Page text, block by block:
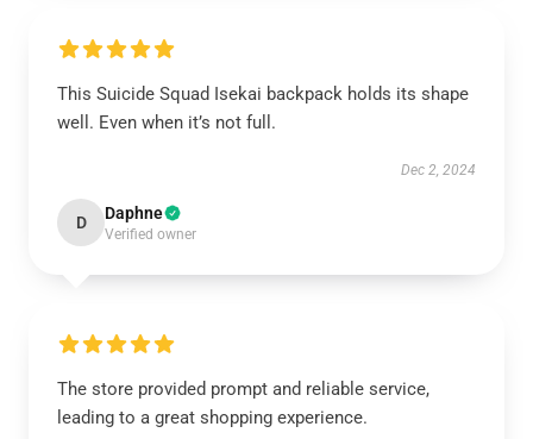
This Suicide Squad Isekai backpack holds its shape
well. Even when it’s not full.
Dec 2, 2024
D Daphne
Verified owner
The store provided prompt and reliable service,
leading to a great shopping experience.